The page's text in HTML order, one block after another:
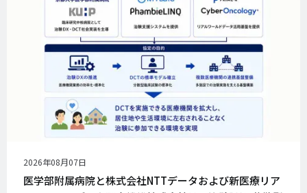
公
開
日
2026年08月07日
医学部附属病院と株式会社NTTデータおよび新医療リア